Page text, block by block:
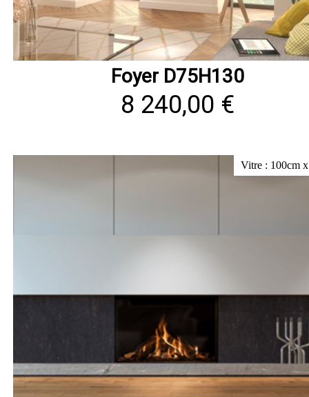
Foyer D75H130
8 240,00 €
Vitre : 100cm